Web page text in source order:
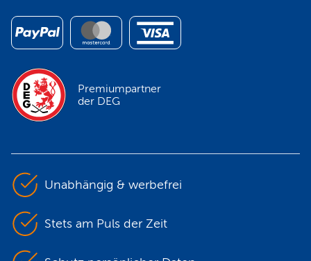
Premiumpartner
der DEG
Unabhängig & werbefrei
Stets am Puls der Zeit